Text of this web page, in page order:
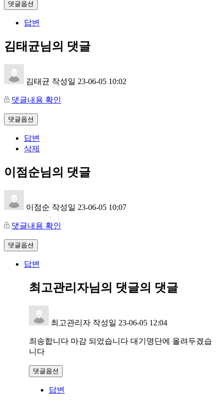
댓글옵션
답변
김태균님의 댓글
김태균 작성일 23-06-05 10:02
댓글내용 확인
댓글옵션
답변
삭제
이점순님의 댓글
이점순 작성일 23-06-05 10:07
댓글내용 확인
댓글옵션
답변
최고관리자님의 댓글의 댓글
최고관리자 작성일 23-06-05 12:04
죄송합니다 마감 되었습니다 대기명단에 올려두겠습
니다
댓글옵션
답변